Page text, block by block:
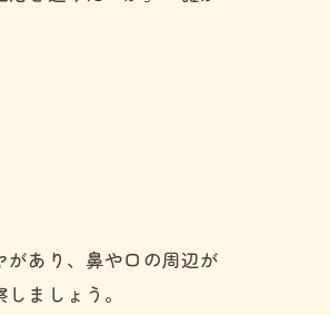
あり、鼻や口の周辺が
ましょう。